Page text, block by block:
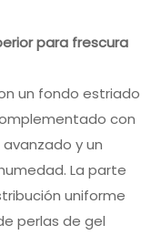
para frescura
un fondo estriado
con
y un
La parte
uniforme
perlas de gel